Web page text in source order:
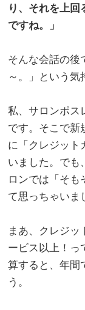
り、それを上回
ですね。」
そんな会話の後
～。」という気
私、サロンポス
です。そこで新
に「クレジット
いました。でも
ロンでは「そも
て思っちゃいま
まあ、クレジッ
ービス以上！っ
算すると、年間
う。